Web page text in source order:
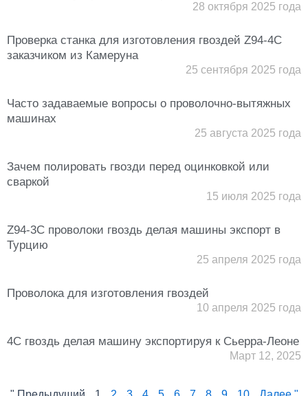
28 октября 2025 года
Проверка станка для изготовления гвоздей Z94-4C
заказчиком из Камеруна
25 сентября 2025 года
Часто задаваемые вопросы о проволочно-вытяжных
машинах
25 августа 2025 года
Зачем полировать гвозди перед оцинковкой или
сваркой
15 июля 2025 года
Z94-3C проволоки гвоздь делая машины экспорт в
Турцию
25 апреля 2025 года
Проволока для изготовления гвоздей
10 апреля 2025 года
4C гвоздь делая машину экспортируя к Сьерра-Леоне
Март 12, 2025